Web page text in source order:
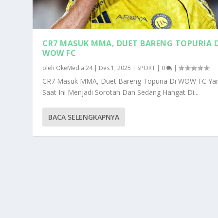
CR7 MASUK MMA, DUET BARENG TOPURIA
WOW FC
oleh OkeMedia 24| Des 1, 2025 | SPORT | 0 |
CR7 Masuk MMA, Duet Bareng Topuria Di WOW FC
Saat Ini Menjadi Sorotan Dan Sedang Hangat Di...
BACA SELENGKAPNYA